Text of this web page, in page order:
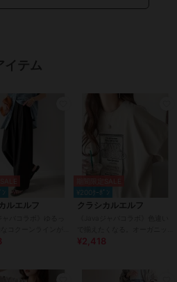
デニム素材
ート
ワイド・バギー/
トパンツ
ドア
その他・スポーツ
ンツ
トン素材
デニム素材
レーヨン素
/ ロゴ/ /ルー
ドア
その他・スポーツ
イテム
ルエルフ
タックイージー軽
¥200ｸｰﾎﾟﾝ
クラシカルエルフ
クコットン混前後2wayステッ
¥2,418